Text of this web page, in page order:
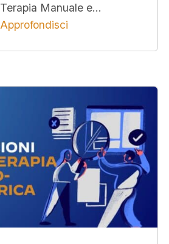
Terapia Manuale e…
Approfondisci